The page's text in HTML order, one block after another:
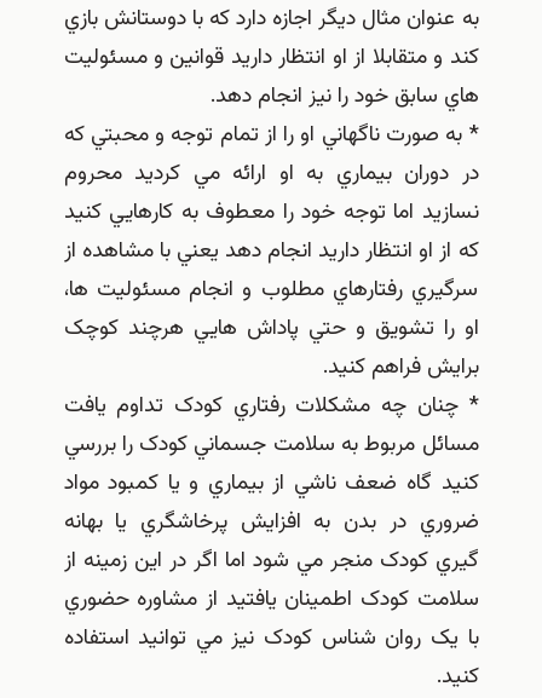
به عنوان مثال ديگر اجازه دارد که با دوستانش بازي
کند و متقابلا از او انتظار داريد قوانين و مسئوليت
هاي سابق خود را نيز انجام دهد.
* به صورت ناگهاني او را از تمام توجه و محبتي که
در دوران بيماري به او ارائه مي کرديد محروم
نسازيد اما توجه خود را معطوف به کارهايي کنيد
که از او انتظار داريد انجام دهد يعني با مشاهده از
سرگيري رفتارهاي مطلوب و انجام مسئوليت ها،
او را تشويق و حتي پاداش هايي هرچند کوچک
برايش فراهم کنيد.
* چنان چه مشکلات رفتاري کودک تداوم يافت
مسائل مربوط به سلامت جسماني کودک را بررسي
کنيد گاه ضعف ناشي از بيماري و يا کمبود مواد
ضروري در بدن به افزايش پرخاشگري يا بهانه
گيري کودک منجر مي شود اما اگر در اين زمينه از
سلامت کودک اطمينان يافتيد از مشاوره حضوري
با يک روان شناس کودک نيز مي توانيد استفاده
کنيد.